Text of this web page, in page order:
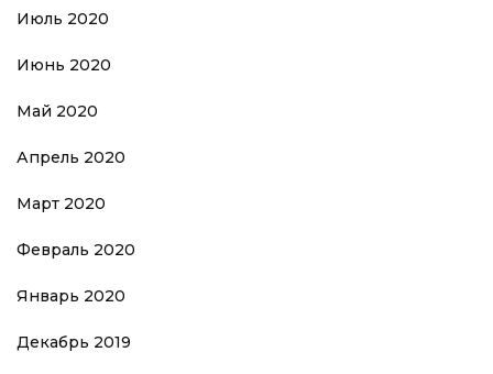
Июль 2020
Июнь 2020
Май 2020
Апрель 2020
Март 2020
Февраль 2020
Январь 2020
Декабрь 2019